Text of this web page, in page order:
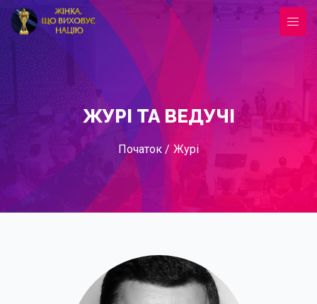
ЖУРІ ТА ВЕДУЧІ
Початок / Журі